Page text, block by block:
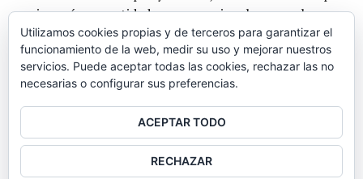
varios países y entidades supranacionales como la
Unión Europea. Hoy analizamos cuál es el trasfondo de
estos tratados, cómo nos comprometen a los
ciudadanos y …Seguir leyendoTratados de libre
BARRA
LATERAL
Utilizamos cookies propias y de terceros para garantizar el
funcionamiento de la web, medir su uso y mejorar nuestros
servicios. Puede aceptar todas las cookies, rechazar las no
necesarias o configurar sus preferencias.
ACEPTAR TODO
RECHAZAR